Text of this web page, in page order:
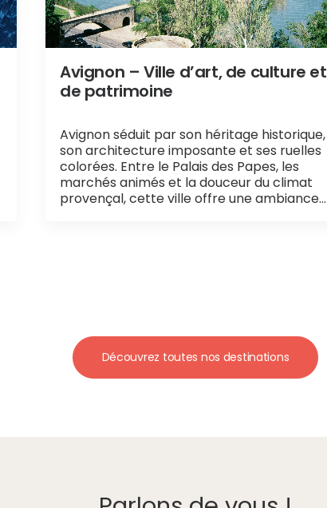
Avignon – Ville d’art, de culture et
de patrimoine
Avignon séduit par son héritage historique,
son architecture imposante et ses ruelles
colorées. Entre le Palais des Papes, les
marchés animés et la douceur du climat
provençal, cette ville offre une ambiance…
Découvrez toutes nos destinations